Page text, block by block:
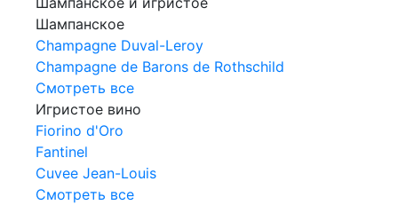
Шампанское
Champagne Duval-Leroy
Champagne de Barons de Rothschild
Смотреть все
Игристое вино
Fiorino d'Oro
Fantinel
Cuvee Jean-Louis
Смотреть все